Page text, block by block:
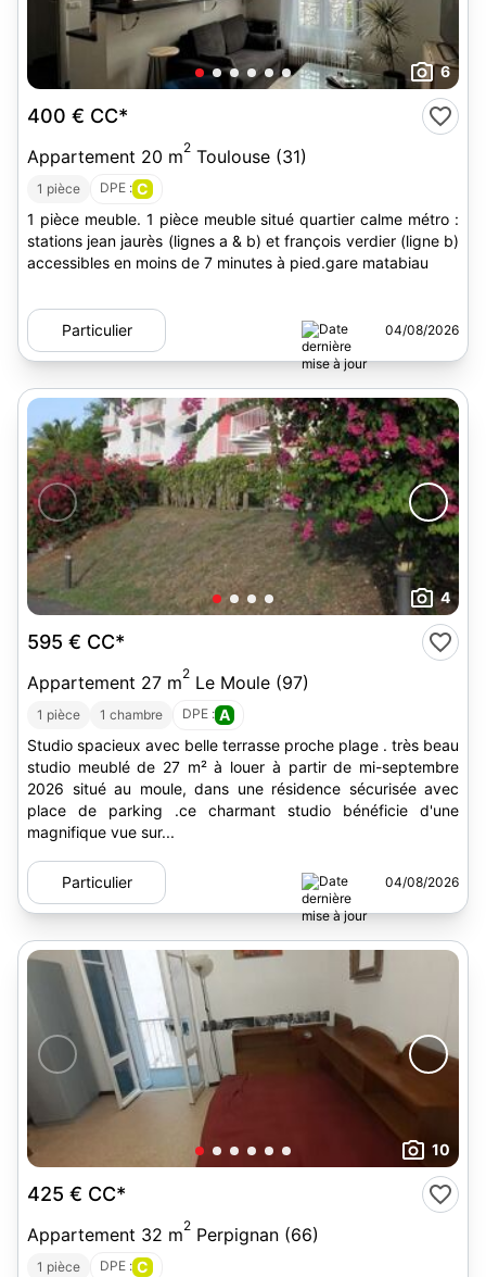
6
400 € CC*
Appartement 20 m2 Toulouse (31)
1 pièce DPE : C
1 pièce meuble. 1 pièce meuble situé quartier calme métro :
stations jean jaurès (lignes a & b) et françois verdier (ligne b)
accessibles en moins de 7 minutes à pied.gare matabiau
Particulier 04/08/2026
4
595 € CC*
Appartement 27 m2 Le Moule (97)
1 pièce 1 chambre DPE : A
Studio spacieux avec belle terrasse proche plage . très beau
studio meublé de 27 m² à louer à partir de mi-septembre
2026 situé au moule, dans une résidence sécurisée avec
place de parking .ce charmant studio bénéficie d'une
magnifique vue sur...
Particulier 04/08/2026
10
425 € CC*
Appartement 32 m2 Perpignan (66)
1 pièce DPE : C